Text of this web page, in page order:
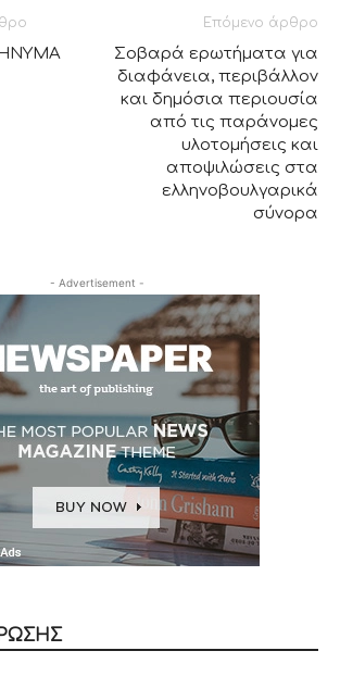
Επόμενο άρθρο
Σοβαρά ερωτήματα για
διαφάνεια, περιβάλλον
και δημόσια περιουσία
από τις παράνομες
υλοτομήσεις και
αποψιλώσεις στα
ελληνοβουλγαρικά
σύνορα
- Advertisement -